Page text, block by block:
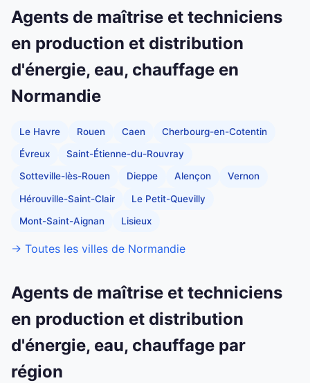
Agents de maîtrise et techniciens
en production et distribution
d'énergie, eau, chauffage en
Normandie
Le Havre Rouen Caen Cherbourg-en-Cotentin
Évreux Saint-Étienne-du-Rouvray
Sotteville-lès-Rouen Dieppe Alençon Vernon
Hérouville-Saint-Clair Le Petit-Quevilly
Mont-Saint-Aignan Lisieux
→ Toutes les villes de Normandie
Agents de maîtrise et techniciens
en production et distribution
d'énergie, eau, chauffage par
région